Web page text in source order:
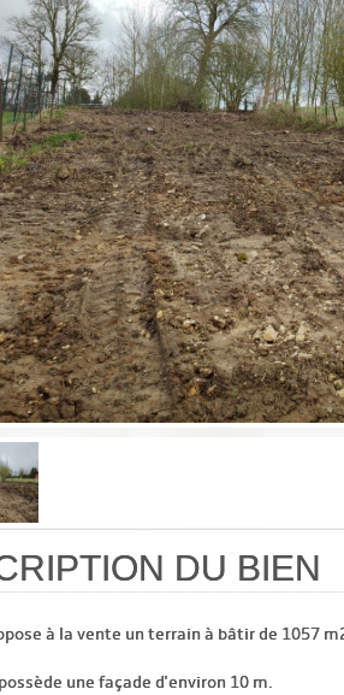
DU BIEN
à la vente un terrain à bâtir de 1057
une façade d'environ 10 m.